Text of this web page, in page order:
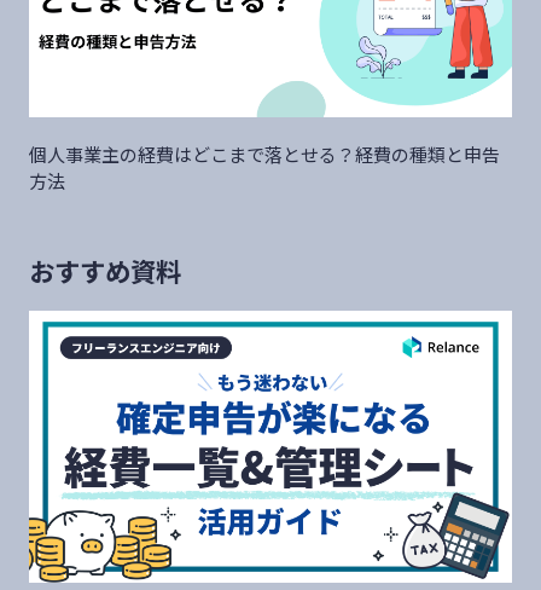
個人事業主の経費はどこまで落とせる？経費の種類と申告
方法
おすすめ資料